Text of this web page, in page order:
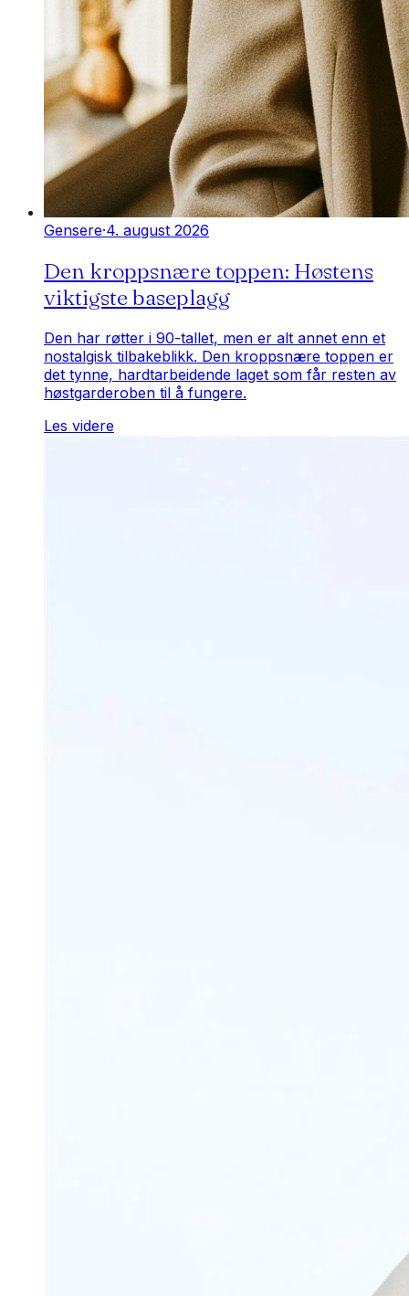
Gensere·4. august 2026
Den kroppsnære toppen: Høstens
viktigste baseplagg
Den har røtter i 90-tallet, men er alt annet enn et
nostalgisk tilbakeblikk. Den kroppsnære toppen er
det tynne, hardtarbeidende laget som får resten av
høstgarderoben til å fungere.
Les videre